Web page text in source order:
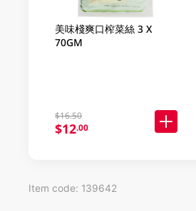
美味棧爽口榨菜絲 3 X
70GM
$16.50
$12.00
Item code: 139642